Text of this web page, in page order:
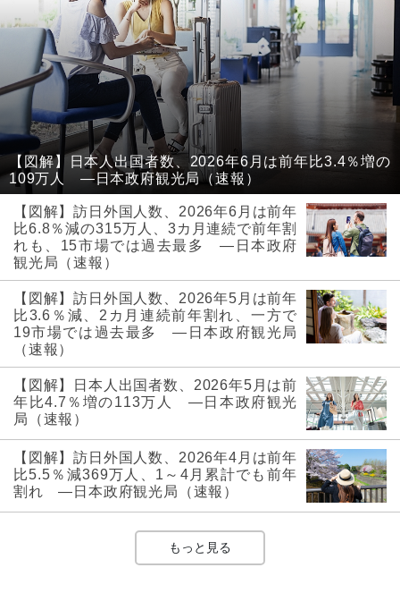
【図解】日本人出国者数、2026年6月は前年比3.4％増の
109万人 ―日本政府観光局（速報）
【図解】訪日外国人数、2026年6月は前年
比6.8％減の315万人、3カ月連続で前年割
れも、15市場では過去最多 ―日本政府
観光局（速報）
【図解】訪日外国人数、2026年5月は前年
比3.6％減、2カ月連続前年割れ、一方で
19市場では過去最多 ―日本政府観光局
（速報）
【図解】日本人出国者数、2026年5月は前
年比4.7％増の113万人 ―日本政府観光
局（速報）
【図解】訪日外国人数、2026年4月は前年
比5.5％減369万人、1～4月累計でも前年
割れ ―日本政府観光局（速報）
もっと見る